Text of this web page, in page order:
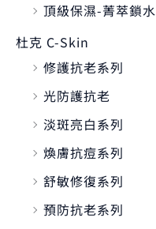
頂級保濕-菁萃鎖水
杜克 C-Skin
修護抗老系列
光防護抗老
淡斑亮白系列
煥膚抗痘系列
舒敏修復系列
預防抗老系列